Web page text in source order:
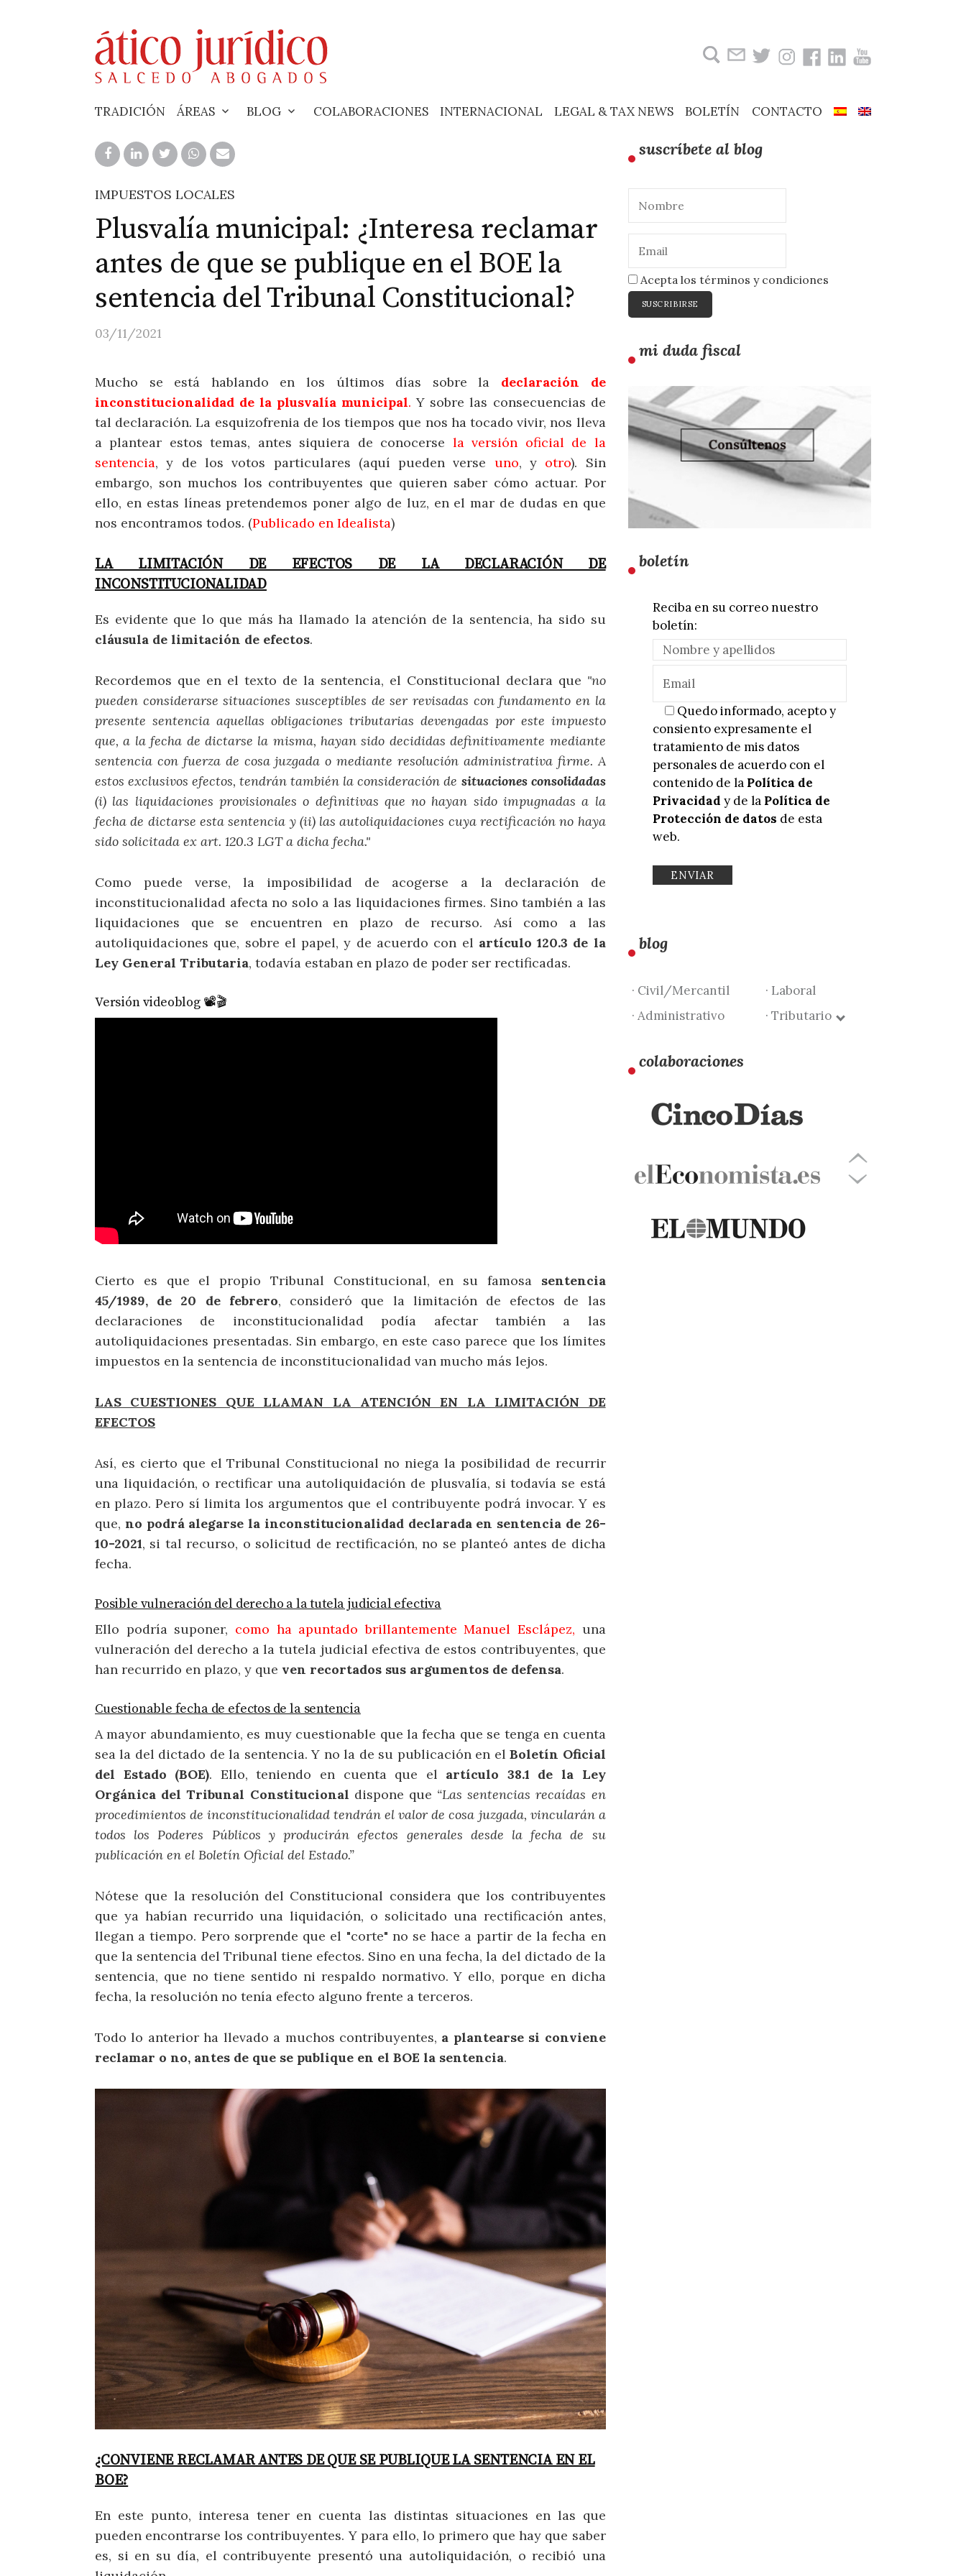
TRADICIÓN ÁREAS BLOG COLABORACIONES INTERNACIONAL LEGAL & TAX NEWS BOLETÍN CONTACTO
IMPUESTOS LOCALES
Plusvalía municipal: ¿Interesa reclamar
antes de que se publique en el BOE la
sentencia del Tribunal Constitucional?
03/11/2021
Mucho se está hablando en los últimos días sobre la declaración de
inconstitucionalidad de la plusvalía municipal. Y sobre las consecuencias de
tal declaración. La esquizofrenia de los tiempos que nos ha tocado vivir, nos lleva
a plantear estos temas, antes siquiera de conocerse la versión oficial de la
sentencia, y de los votos particulares (aquí pueden verse uno, y otro). Sin
embargo, son muchos los contribuyentes que quieren saber cómo actuar. Por
ello, en estas líneas pretendemos poner algo de luz, en el mar de dudas en que
nos encontramos todos. (Publicado en Idealista)
LA LIMITACIÓN DE EFECTOS DE LA DECLARACIÓN DE
INCONSTITUCIONALIDAD
Es evidente que lo que más ha llamado la atención de la sentencia, ha sido su
cláusula de limitación de efectos.
Recordemos que en el texto de la sentencia, el Constitucional declara que "no
pueden considerarse situaciones susceptibles de ser revisadas con fundamento en la
presente sentencia aquellas obligaciones tributarias devengadas por este impuesto
que, a la fecha de dictarse la misma, hayan sido decididas definitivamente mediante
sentencia con fuerza de cosa juzgada o mediante resolución administrativa firme. A
estos exclusivos efectos, tendrán también la consideración de situaciones consolidadas
(i) las liquidaciones provisionales o definitivas que no hayan sido impugnadas a la
fecha de dictarse esta sentencia y (ii) las autoliquidaciones cuya rectificación no haya
sido solicitada ex art. 120.3 LGT a dicha fecha."
Como puede verse, la imposibilidad de acogerse a la declaración de
inconstitucionalidad afecta no solo a las liquidaciones firmes. Sino también a las
liquidaciones que se encuentren en plazo de recurso. Así como a las
autoliquidaciones que, sobre el papel, y de acuerdo con el artículo 120.3 de la
Ley General Tributaria, todavía estaban en plazo de poder ser rectificadas.
Versión videoblog 📽️🎬
Cierto es que el propio Tribunal Constitucional, en su famosa sentencia
45/1989, de 20 de febrero, consideró que la limitación de efectos de las
declaraciones de inconstitucionalidad podía afectar también a las
autoliquidaciones presentadas. Sin embargo, en este caso parece que los límites
impuestos en la sentencia de inconstitucionalidad van mucho más lejos.
LAS CUESTIONES QUE LLAMAN LA ATENCIÓN EN LA LIMITACIÓN DE
EFECTOS
Así, es cierto que el Tribunal Constitucional no niega la posibilidad de recurrir
una liquidación, o rectificar una autoliquidación de plusvalía, si todavía se está
en plazo. Pero sí limita los argumentos que el contribuyente podrá invocar. Y es
que, no podrá alegarse la inconstitucionalidad declarada en sentencia de 26-
10-2021, si tal recurso, o solicitud de rectificación, no se planteó antes de dicha
fecha.
Posible vulneración del derecho a la tutela judicial efectiva
Ello podría suponer, como ha apuntado brillantemente Manuel Esclápez, una
vulneración del derecho a la tutela judicial efectiva de estos contribuyentes, que
han recurrido en plazo, y que ven recortados sus argumentos de defensa.
Cuestionable fecha de efectos de la sentencia
A mayor abundamiento, es muy cuestionable que la fecha que se tenga en cuenta
sea la del dictado de la sentencia. Y no la de su publicación en elBoletín Oficial
del Estado (BOE). Ello, teniendo en cuenta que el artículo 38.1 de la Ley
Orgánica del Tribunal Constitucional dispone que “Las sentencias recaídas en
procedimientos de inconstitucionalidad tendrán el valor de cosa juzgada, vincularán a
todos los Poderes Públicos y producirán efectos generales desde la fecha de su
publicación en el Boletín Oficial del Estado.”
Nótese que la resolución del Constitucional considera que los contribuyentes
que ya habían recurrido una liquidación, o solicitado una rectificación antes,
llegan a tiempo. Pero sorprende que el "corte" no se hace a partir de la fecha en
que la sentencia del Tribunal tiene efectos. Sino en una fecha, la del dictado de la
sentencia, que no tiene sentido ni respaldo normativo. Y ello, porque en dicha
fecha, la resolución no tenía efecto alguno frente a terceros.
Todo lo anterior ha llevado a muchos contribuyentes, a plantearse si conviene
reclamar o no, antes de que se publique en el BOE la sentencia.
¿CONVIENE RECLAMAR ANTES DE QUE SE PUBLIQUE LA SENTENCIA EN EL
BOE?
En este punto, interesa tener en cuenta las distintas situaciones en las que
pueden encontrarse los contribuyentes. Y para ello, lo primero que hay que saber
es, si en su día, el contribuyente presentó una autoliquidación, o recibió una
suscríbete al blog
Acepta los términos y condiciones
mi duda fiscal
boletín
Reciba en su correo nuestro
boletín:
Quedo informado, acepto y
consiento expresamente el
tratamiento de mis datos
personales de acuerdo con el
contenido de la Política de
Privacidad y de la Política de
Protección de datos de esta
web.
blog
· Civil/Mercantil
· Laboral
· Administrativo
· Tributario
colaboraciones